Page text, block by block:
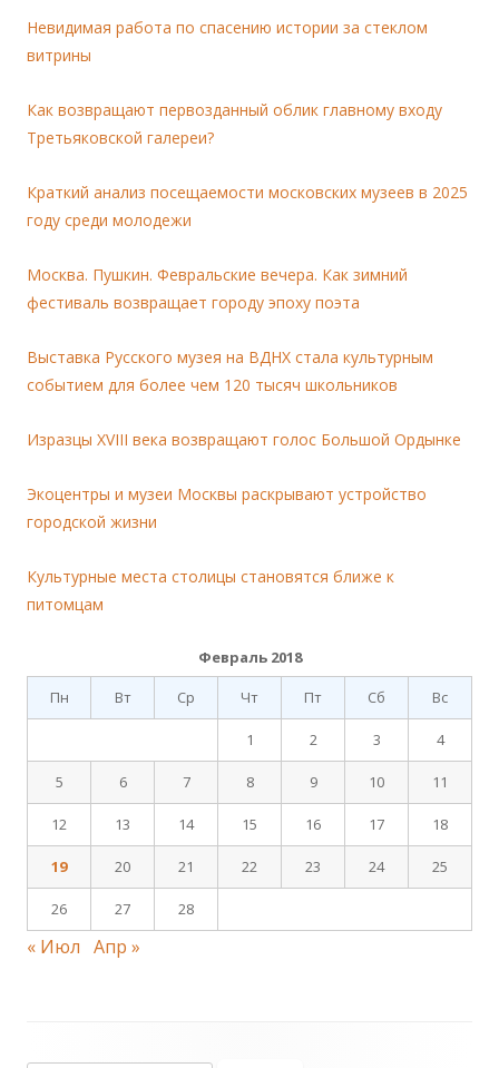
Невидимая работа по спасению истории за стеклом
витрины
Как возвращают первозданный облик главному входу
Третьяковской галереи?
Краткий анализ посещаемости московских музеев в 2025
году среди молодежи
Москва. Пушкин. Февральские вечера. Как зимний
фестиваль возвращает городу эпоху поэта
Выставка Русского музея на ВДНХ стала культурным
событием для более чем 120 тысяч школьников
Изразцы XVIII века возвращают голос Большой Ордынке
Экоцентры и музеи Москвы раскрывают устройство
городской жизни
Культурные места столицы становятся ближе к
питомцам
Февраль 2018
Пн
Вт Ср Чт Пт Сб Вс
1 2 3 4
5 6 7 8 9 10 11
12 13 14 15 16 17 18
19 20 21 22 23 24 25
26 27 28
« Июл Апр »